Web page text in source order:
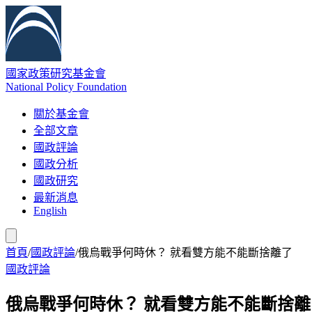
國家政策研究基金會
National Policy Foundation
關於基金會
全部文章
國政評論
國政分析
國政研究
最新消息
English
首頁/國政評論/俄烏戰爭何時休？ 就看雙方能不能斷捨離了
國政評論
俄烏戰爭何時休？ 就看雙方能不能斷捨